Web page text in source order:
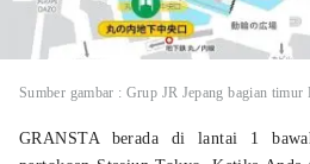
Sumber gambar : Grup JR Jepang bagian timur
GRANSTA berada di lantai 1